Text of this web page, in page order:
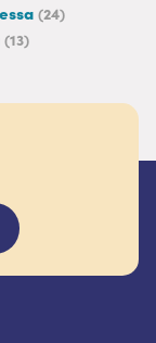
(24)
(13)